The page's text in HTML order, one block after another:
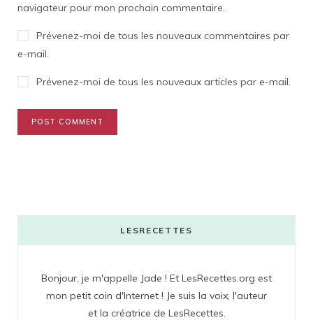
navigateur pour mon prochain commentaire.
Prévenez-moi de tous les nouveaux commentaires par
e-mail.
Prévenez-moi de tous les nouveaux articles par e-mail.
LESRECETTES
Bonjour, je m'appelle Jade ! Et LesRecettes.org est
mon petit coin d'Internet ! Je suis la voix, l'auteur
et la créatrice de LesRecettes.